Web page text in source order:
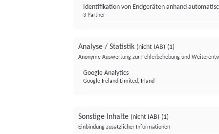
Identifikation von Endgeräten anhand
3 Partner
Analyse / Statistik (nicht IAB) (1)
Anonyme Auswertung zur Fehlerbehebung und
Google Analytics
Google Ireland Limited, Irland
Sonstige Inhalte (nicht IAB) (1)
Einbindung zusätzlicher Informationen